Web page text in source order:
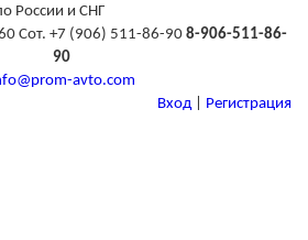
России и СНГ
Сот. +7 (906) 511-86-90 8-906-511-86-
90
avto.com
Вход
Регистрация